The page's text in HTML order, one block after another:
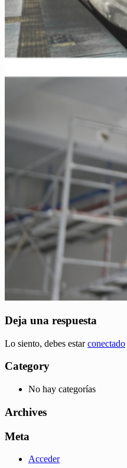
Deja una respuesta
Lo siento, debes estarconectado
Category
No hay categorías
Archives
Meta
Acceder